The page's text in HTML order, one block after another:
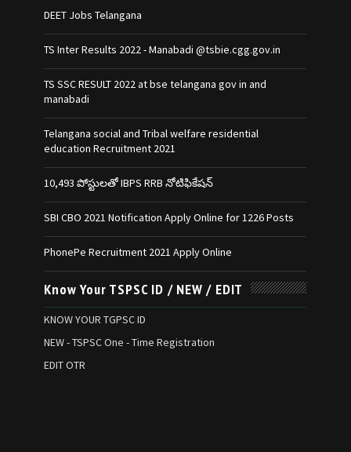
DEET Jobs Telangana
TS Inter Results 2022 - Manabadi @tsbie.cgg.gov.in
TS SSC RESULT 2022 at bse telangana gov in and
manabadi
Telangana social and Tribal welfare residential
education Recruitment 2021
10,493 పోస్టులతో IBPS RRB నోటిఫికేషన్‌
SBI CBO 2021 Notification Apply Online for 1226 Posts
PhonePe Recruitment 2021 Apply Online
Know Your TSPSC ID / NEW / EDIT
KNOW YOUR TGPSC ID
NEW - TSPSC One - Time Registration
EDIT OTR